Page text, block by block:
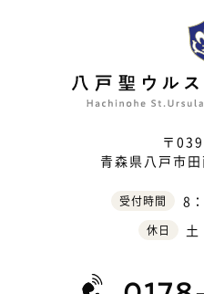
〒
青森県八戸市
受付時間 8
休日 土